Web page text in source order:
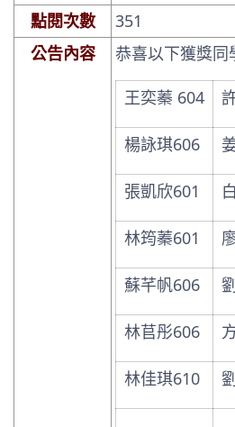
點閱次數
351
公告內容
恭喜以下獲獎同
王奕蓁 604
楊詠琪606
張凱欣601
林筠蓁601
蘇芊帆606
林苢彤606
林佳琪610